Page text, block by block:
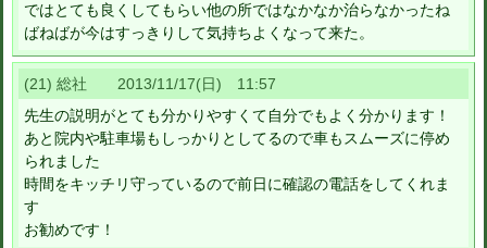
ではとても良くしてもらい他の所ではなかなか治らなかったね
ばねばが今はすっきりして気持ちよくなって来た。
(21) 総社 2013/11/17(日) 11:57
先生の説明がとても分かりやすくて自分でもよく分かります！
あと院内や駐車場もしっかりとしてるので車もスムーズに停め
られました
時間をキッチリ守っているので前日に確認の電話をしてくれま
す
お勧めです！